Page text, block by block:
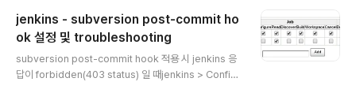
jenkins - subversion post-commit ho
ok 설정 및 troubleshooting
subversion post-commit hook 적용 시 jenkins 응
답이 forbidden(403 status) 일 때jenkins > Config